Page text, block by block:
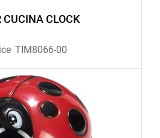
CUCINA CLOCK
TIM8066-00